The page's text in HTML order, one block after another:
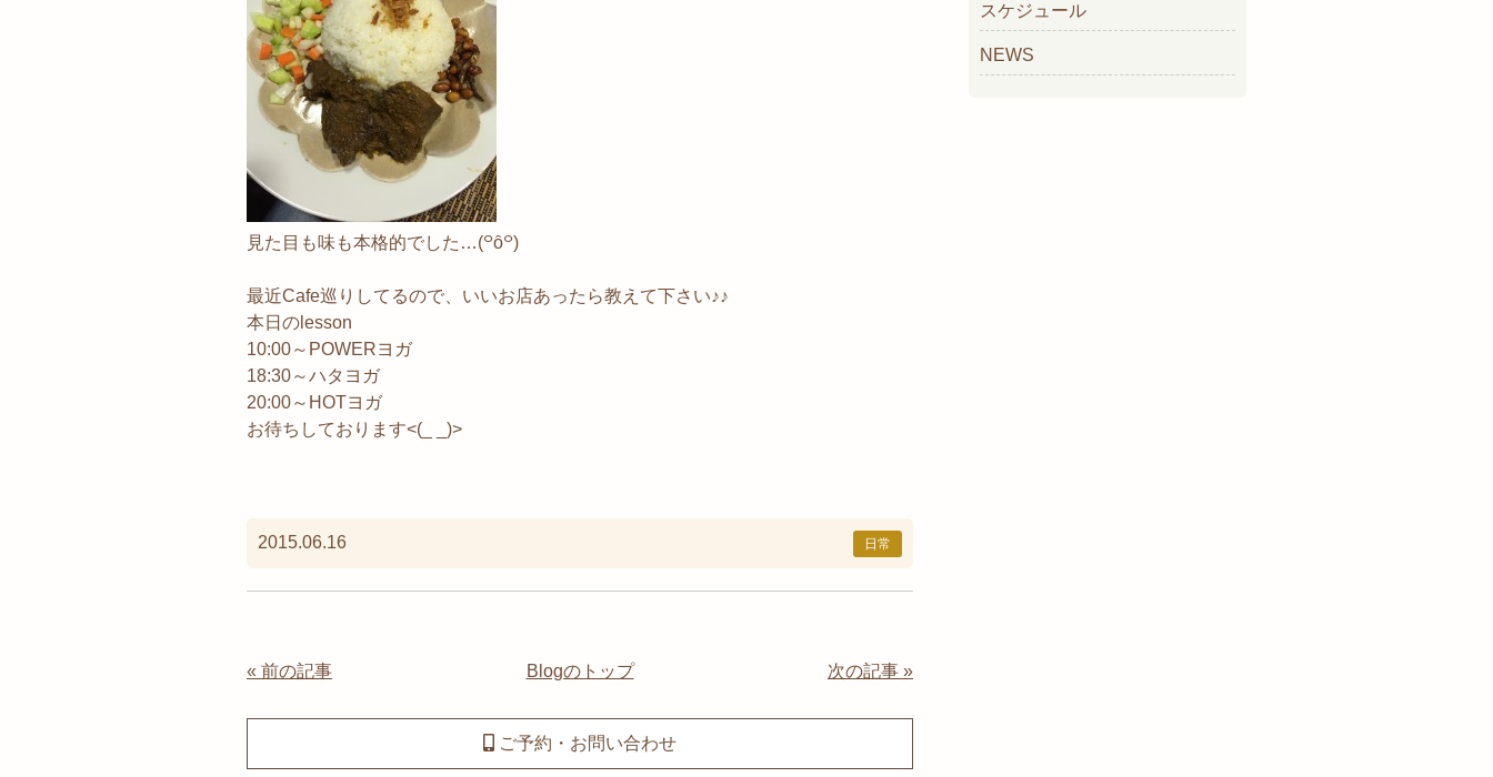
見た目も味も本格的でした…(꒪ȏ꒪)
最近Cafe巡りしてるので、いいお店あったら教えて下さい♪♪
本日のlesson
10:00～POWERヨガ
18:30～ハタヨガ
20:00～HOTヨガ
お待ちしております<(_ _)>
2015.06.16 日常
« 前の記事 Blogのトップ 次の記事 »
ご予約・お問い合わせ
スケジュール
NEWS